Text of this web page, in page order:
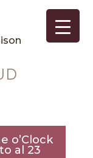
o’Clock
al 23